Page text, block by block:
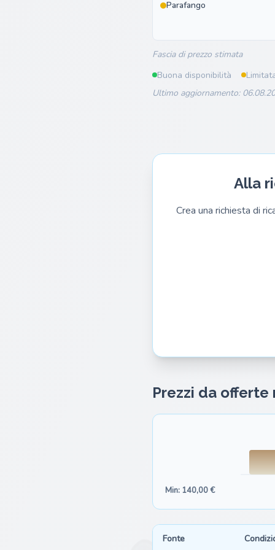
Parafango
Fascia di prezzo stimata
Buona disponibilità
Ultimo aggiornamento:
Alla
Crea una richiesta di
Prezzi da offerte
Min: 140,00 €
Fonte